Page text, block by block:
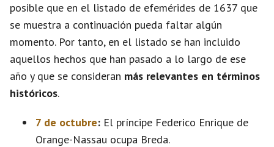
posible que en el listado de efemérides de 1637 que
se muestra a continuación pueda faltar algún
momento. Por tanto, en el listado se han incluido
aquellos hechos que han pasado a lo largo de ese
año y que se consideran más relevantes en términos
históricos.
7 de octubre: El príncipe Federico Enrique de
Orange-Nassau ocupa Breda.